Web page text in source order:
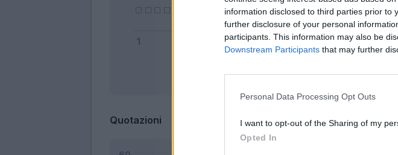
information disclosed to third parties prior to
further disclosure of your personal
participants. This information may also be
Downstream Participants that may further
Personal Data Processing Opt Outs
I want to opt-out of the Sharing of my
Opted In
Bonus Malus
Quotazioni